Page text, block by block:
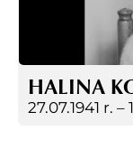
HALINA
27.07.1941 r. –